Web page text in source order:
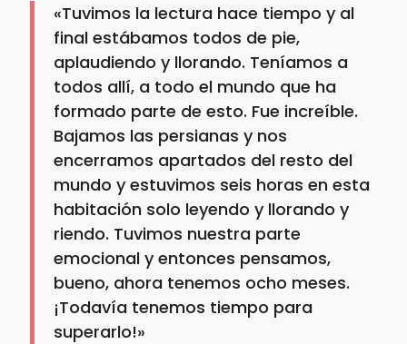
«Tuvimos la lectura hace tiempo y al
final estábamos todos de pie,
aplaudiendo y llorando. Teníamos a
todos allí, a todo el mundo que ha
formado parte de esto. Fue increíble.
Bajamos las persianas y nos
encerramos apartados del resto del
mundo y estuvimos seis horas en esta
habitación solo leyendo y llorando y
riendo. Tuvimos nuestra parte
emocional y entonces pensamos,
bueno, ahora tenemos ocho meses.
¡Todavía tenemos tiempo para
superarlo!»